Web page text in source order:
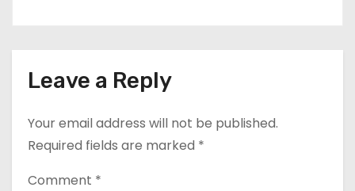
Leave a Reply
Your email address will not be published.
Required fields are marked *
Comment *